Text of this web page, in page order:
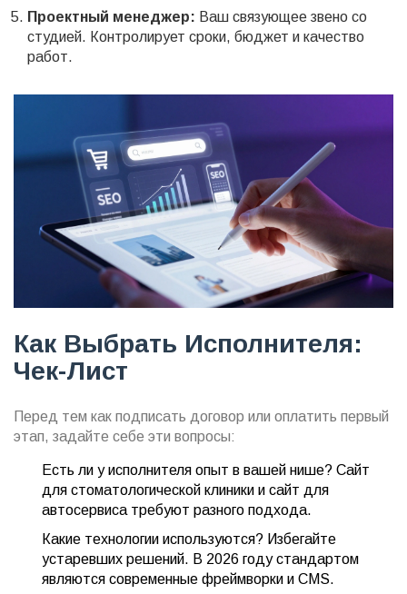
Проектный менеджер: Ваш связующее звено со
студией. Контролирует сроки, бюджет и качество
работ.
Как Выбрать Исполнителя:
Чек-Лист
Перед тем как подписать договор или оплатить первый
этап, задайте себе эти вопросы:
Есть ли у исполнителя опыт в вашей нише? Сайт
для стоматологической клиники и сайт для
автосервиса требуют разного подхода.
Какие технологии используются? Избегайте
устаревших решений. В 2026 году стандартом
являются современные фреймворки и CMS.